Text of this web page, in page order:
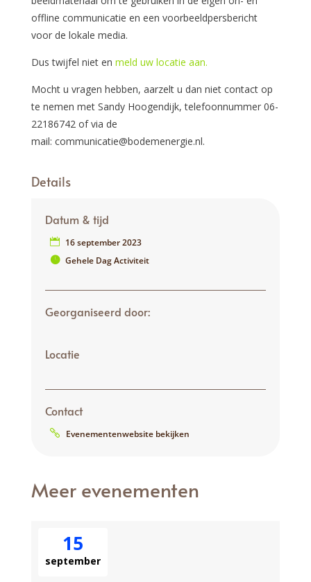
offline communicatie en een voorbeeldpersbericht
voor de lokale media.
Dus twijfel niet en meld uw locatie aan.
Mocht u vragen hebben, aarzelt u dan niet contact op
te nemen met Sandy Hoogendijk, telefoonnummer 06-
22186742 of via de
mail: communicatie@bodemenergie.nl.
Details
Datum & tijd
16 september 2023
Gehele Dag Activiteit
Georganiseerd door:
Locatie
Contact
Evenementenwebsite bekijken
Meer evenementen
15
september